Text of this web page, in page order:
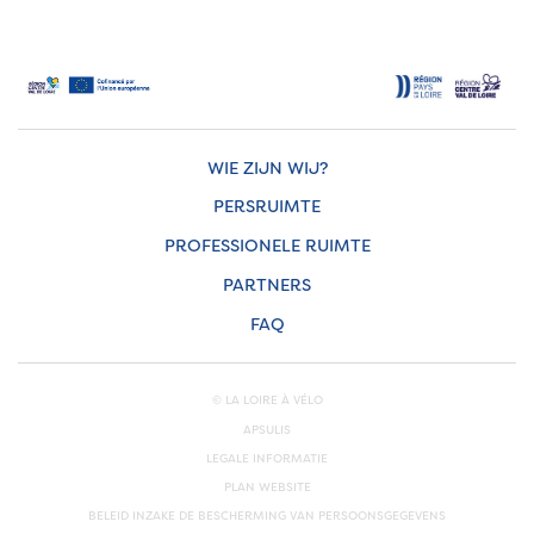
WIE ZIJN WIJ?
PERSRUIMTE
PROFESSIONELE RUIMTE
PARTNERS
FAQ
© LA LOIRE À VÉLO
APSULIS
LEGALE INFORMATIE
PLAN WEBSITE
BELEID INZAKE DE BESCHERMING VAN PERSOONSGEGEVENS